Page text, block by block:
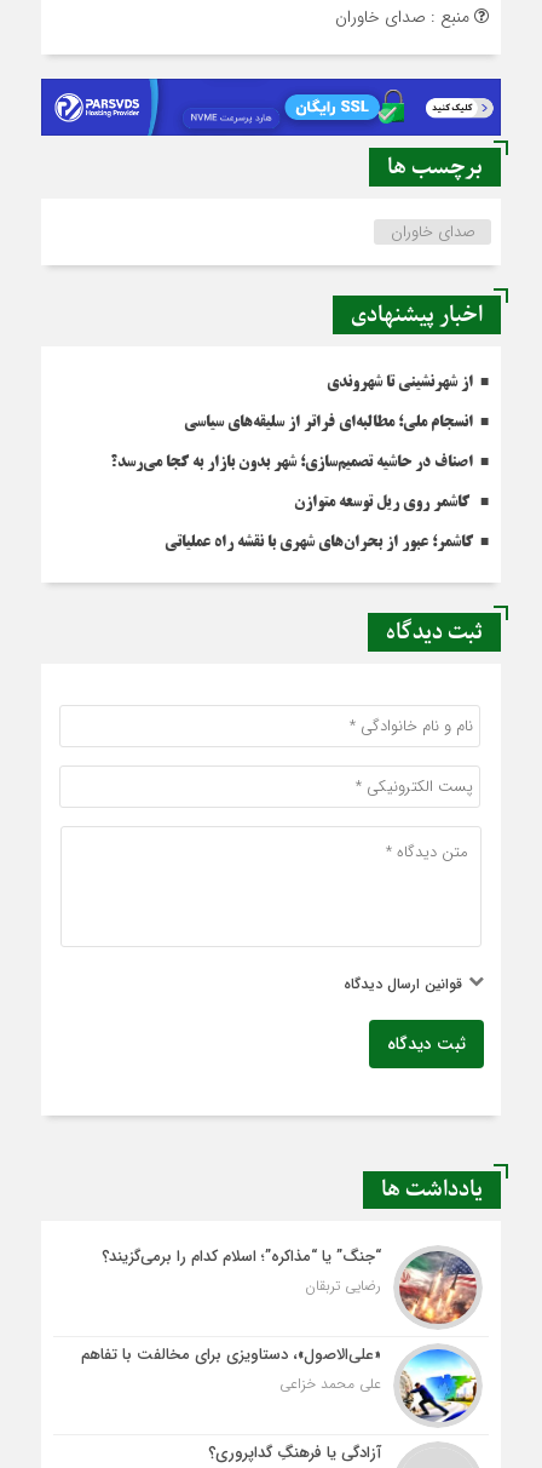
منبع : صدای خاوران
برچسب ها
صدای خاوران
اخبار پیشنهادی
از شهرنشینی تا شهروندی
انسجام ملی؛ مطالبه‌ای فراتر از سلیقه‌های سیاسی
اصناف در حاشیه تصمیم‌سازی؛ شهر بدون بازار به کجا می‌رسد؟
کاشمر روی ریل توسعه متوازن
کاشمر؛ عبور از بحران‌های شهری با نقشه راه عملیاتی
ثبت دیدگاه
قوانین ارسال دیدگاه
ثبت دیدگاه
یادداشت ها
“جنگ” یا “مذاکره”؛ اسلام کدام را برمی‌گزیند؟
رضایی تربقان
«علی‌الاصول»، دستاویزی برای مخالفت با تفاهم
علی محمد خزاعی
آزادگی یا فرهنگِ گداپروری؟